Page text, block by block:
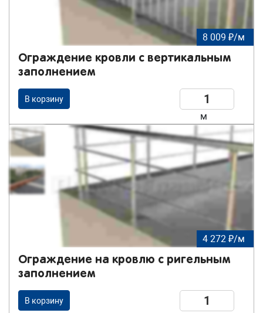
8 009 ₽/м
Ограждение кровли с вертикальным
заполнением
В корзину
м
4 272 ₽/м
Ограждение на кровлю с ригельным
заполнением
В корзину